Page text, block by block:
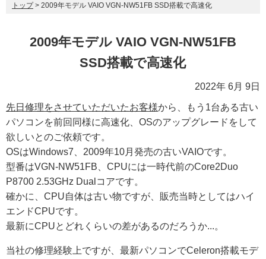
トップ> 2009年モデル VAIO VGN-NW51FB SSD搭載で高速化
2009年モデル VAIO VGN-NW51FB
SSD搭載で高速化
2022年 6月 9日
先日修理をさせていただいたお客様から、もう1台ある古い
パソコンを前回同様に高速化、OSのアップグレードをして
欲しいとのご依頼です。
OSはWindows7、2009年10月発売の古いVAIOです。
型番はVGN-NW51FB、CPUには一時代前のCore2Duo
P8700 2.53GHz Dualコアです。
確かに、CPU自体は古い物ですが、販売当時としてはハイ
エンドCPUです。
最新にCPUとどれくらいの差があるのだろうか...。
当社の修理経験上ですが、最新パソコンでCeleron搭載モデ